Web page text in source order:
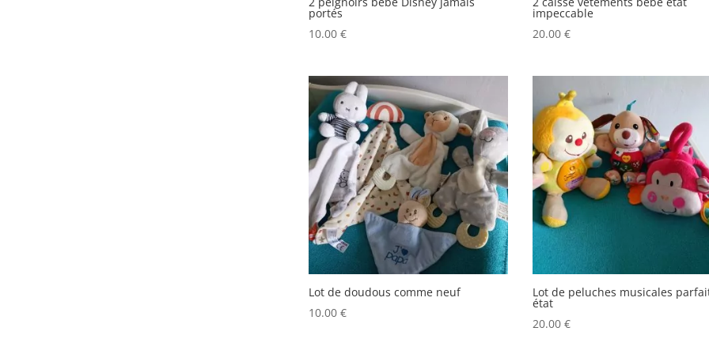
portés
10.00€
impeccable
20.00€
Lot de doudous comme neuf
10.00€
Lot de peluches musicales
état
20.00€